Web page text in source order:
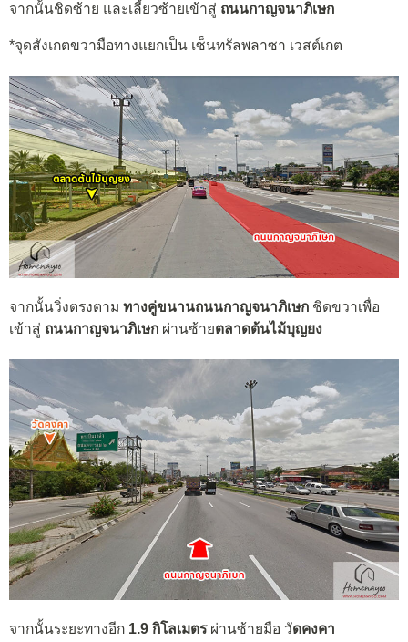
จากนัั้นชิดซ้าย และเลี้ยวซ้ายเข้าสู่ ถนนกาญจนาภิเษก
*จุดสังเกตขวามือทางแยกเป็น เซ็นทรัลพลาซา เวสต์เกต
จากนั้นวิ่งตรงตาม ทางคู่ขนานถนนกาญจนาภิเษก ชิดขวาเพื่อ
เข้าสู่ ถนนกาญจนาภิเษก ผ่านซ้ายตลาดต้นไม้บุญยง
จากนั้นระยะทางอีก 1.9 กิโลเมตรผ่านซ้ายมือ วัดคงคา